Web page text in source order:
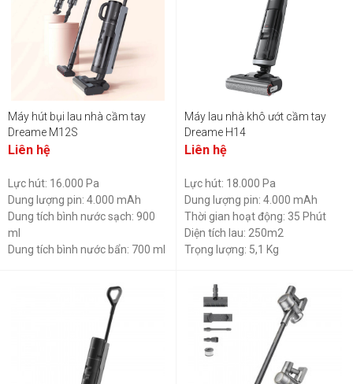
Máy hút bụi lau nhà cầm tay
Dreame M12S
Liên hệ
Lực hút: 16.000 Pa
Dung lượng pin: 4.000 mAh
Dung tích bình nước sạch: 900
ml
Dung tích bình nước bẩn: 700 ml
Máy lau nhà khô ướt cầm tay
Dreame H14
Liên hệ
Lực hút: 18.000 Pa
Dung lượng pin: 4.000 mAh
Thời gian hoạt động: 35 Phút
Diện tích lau: 250m2
Trọng lượng: 5,1 Kg